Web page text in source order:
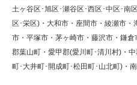
土ヶ谷区･旭区･瀬谷区･西区･中区･南
区･栄区)・大和市・座間市・綾瀬市
市・平塚市・茅ヶ崎市・藤沢市・鎌
郡葉山町・愛甲郡(愛川町･清川村)・
町･大井町･開成町･松田町･山北町)・